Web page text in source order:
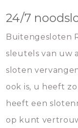
24/7
Buitengesloten
sleutels van uw
sloten
ook is, u heeft
heeft een
op kunt